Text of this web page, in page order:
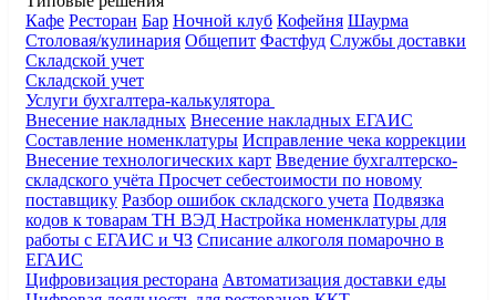
Кафе Ресторан Бар Ночной клуб Кофейня Шаурма
Столовая/кулинария Общепит Фастфуд Службы доставки
Складской учет
Складской учет
Услуги бухгалтера-калькулятора
Внесение накладных Внесение накладных ЕГАИС
Составление номенклатуры Исправление чека коррекции
Внесение технологических карт Введение бухгалтерско-
складского учёта Просчет себестоимости по новому
поставщику Разбор ошибок складского учета Подвязка
кодов к товарам ТН ВЭД Настройка номенклатуры для
работы с ЕГАИС и ЧЗ Списание алкоголя помарочно в
ЕГАИС
Цифровизация ресторана Автоматизация доставки еды